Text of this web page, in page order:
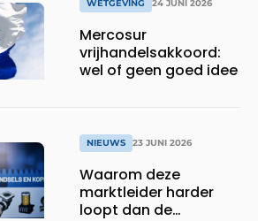
WETGEVING 24 JUNI 2026
Mercosur
vrijhandelsakkoord:
wel of geen goed idee
NIEUWS 23 JUNI 2026
Waarom deze
marktleider harder
loopt dan de